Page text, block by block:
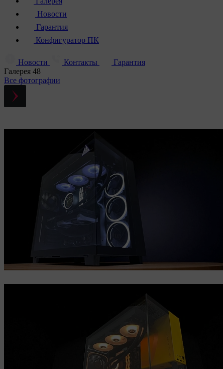
Новости
Гарантия
Конфигуратор ПК
Новости Контакты
Гарантия
Галерея 48
Все фотографии